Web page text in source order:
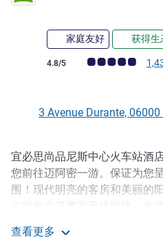
家庭友好 获得生
客户意见评级 (ALL 评级)
4.8/5
3 Avenue Durante, 06000
描述
宜必思尚品尼斯中心火车站酒
您前往迈阿密一游。保证为您
围！现代明亮的客房和美丽的
受在当地区域的美好时光！
查看更多